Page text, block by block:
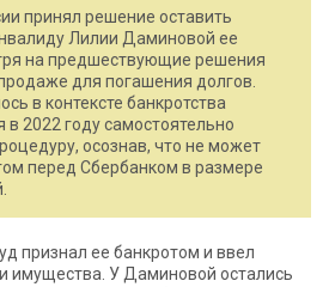
принял решение оставить
Лилии Даминовой ее
на предшествующие решения
для погашения долгов.
в контексте банкротства
2022 году самостоятельно
осознав, что не может
перед Сбербанком в размере
признал ее банкротом и ввел
имущества. У Даминовой остались